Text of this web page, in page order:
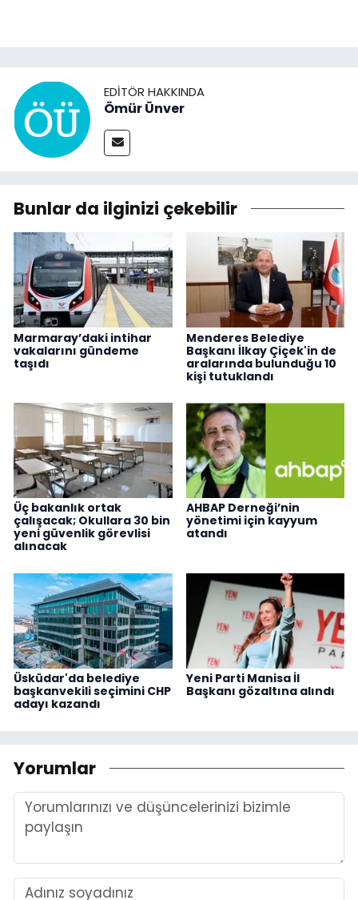
EDITÖR HAKKINDA
Ömür Ünver
Bunlar da ilginizi çekebilir
Marmaray’daki intihar
vakalarını gündeme
taşıdı
Menderes Belediye
Başkanı İlkay Çiçek'in de
aralarında bulunduğu 10
kişi tutuklandı
Üç bakanlık ortak
çalışacak; Okullara 30 bin
yeni güvenlik görevlisi
alınacak
AHBAP Derneği’nin
yönetimi için kayyum
atandı
Üsküdar'da belediye
başkanvekili seçimini CHP
adayı kazandı
Yeni Parti Manisa İl
Başkanı gözaltına alındı
Yorumlar